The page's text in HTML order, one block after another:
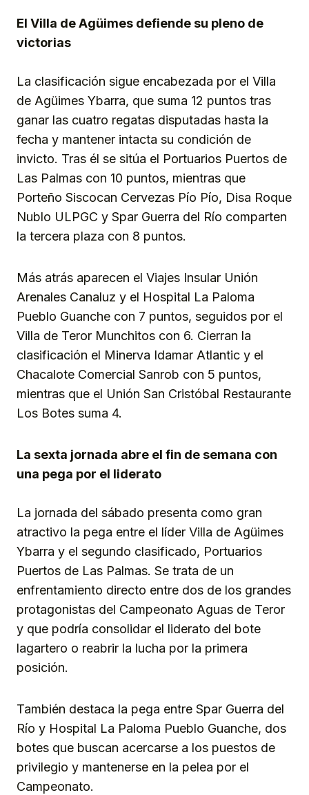
El Villa de Agüimes defiende su pleno de
victorias
La clasificación sigue encabezada por el Villa
de Agüimes Ybarra, que suma 12 puntos tras
ganar las cuatro regatas disputadas hasta la
fecha y mantener intacta su condición de
invicto. Tras él se sitúa el Portuarios Puertos de
Las Palmas con 10 puntos, mientras que
Porteño Siscocan Cervezas Pío Pío, Disa Roque
Nublo ULPGC y Spar Guerra del Río comparten
la tercera plaza con 8 puntos.
Más atrás aparecen el Viajes Insular Unión
Arenales Canaluz y el Hospital La Paloma
Pueblo Guanche con 7 puntos, seguidos por el
Villa de Teror Munchitos con 6. Cierran la
clasificación el Minerva Idamar Atlantic y el
Chacalote Comercial Sanrob con 5 puntos,
mientras que el Unión San Cristóbal Restaurante
Los Botes suma 4.
La sexta jornada abre el fin de semana con
una pega por el liderato
La jornada del sábado presenta como gran
atractivo la pega entre el líder Villa de Agüimes
Ybarra y el segundo clasificado, Portuarios
Puertos de Las Palmas. Se trata de un
enfrentamiento directo entre dos de los grandes
protagonistas del Campeonato Aguas de Teror
y que podría consolidar el liderato del bote
lagartero o reabrir la lucha por la primera
posición.
También destaca la pega entre Spar Guerra del
Río y Hospital La Paloma Pueblo Guanche, dos
botes que buscan acercarse a los puestos de
privilegio y mantenerse en la pelea por el
Campeonato.